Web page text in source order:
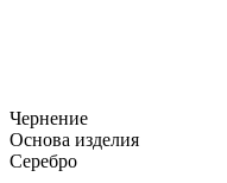
Чернение
Основа изделия
Серебро